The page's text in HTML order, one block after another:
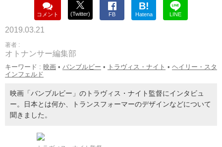
コメント (Twitter) FB
B!
Hatena LINE
2019.03.21
著者 :
オトナンサー編集部
キーワード : 映画 • バンブルビー • トラヴィス・ナイト • ヘイリー・スタ
インフェルド
映画「バンブルビー」のトラヴィス・ナイト監督にインタビュ
ー。日本とは何か、トランスフォーマーのデザインなどについて
聞きました。